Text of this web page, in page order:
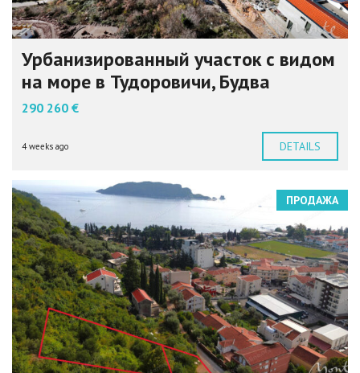
Урбанизированный участок с видом
на море в Тудоровичи, Будва
290 260 €
4 weeks ago DETAILS
ПРОДАЖА